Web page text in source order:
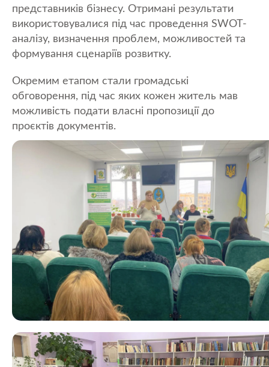
представників бізнесу. Отримані результати
використовувалися під час проведення SWOT-
аналізу, визначення проблем, можливостей та
формування сценаріїв розвитку.
Окремим етапом стали громадські
обговорення, під час яких кожен житель мав
можливість подати власні пропозиції до
проєктів документів.